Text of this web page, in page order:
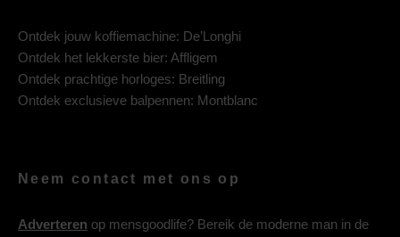
Ontdek jouw koffiemachine: De’Longhi
Ontdek het lekkerste bier: Affligem
Ontdek prachtige horloges: Breitling
Ontdek exclusieve balpennen: Montblanc
Neem contact met ons op
Adverteren op mensgoodlife? Bereik de moderne man in de